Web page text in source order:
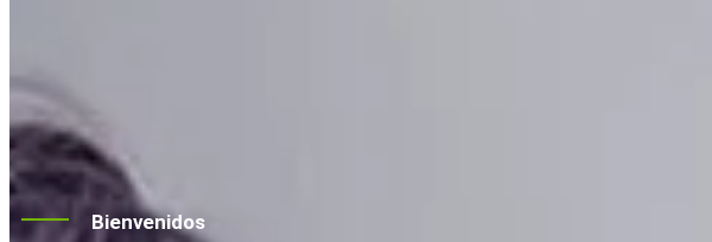
Bienvenidos